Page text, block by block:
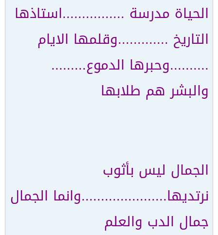
الحياة مدرسة ................استاذها
التاريخ .............وقلمها الايام
..........وحبرها الدموع.........
والبشر هم طلابها
الجمال ليس بأثوب
نرتديها......................وانما الجمال
جمال الدب والعلم